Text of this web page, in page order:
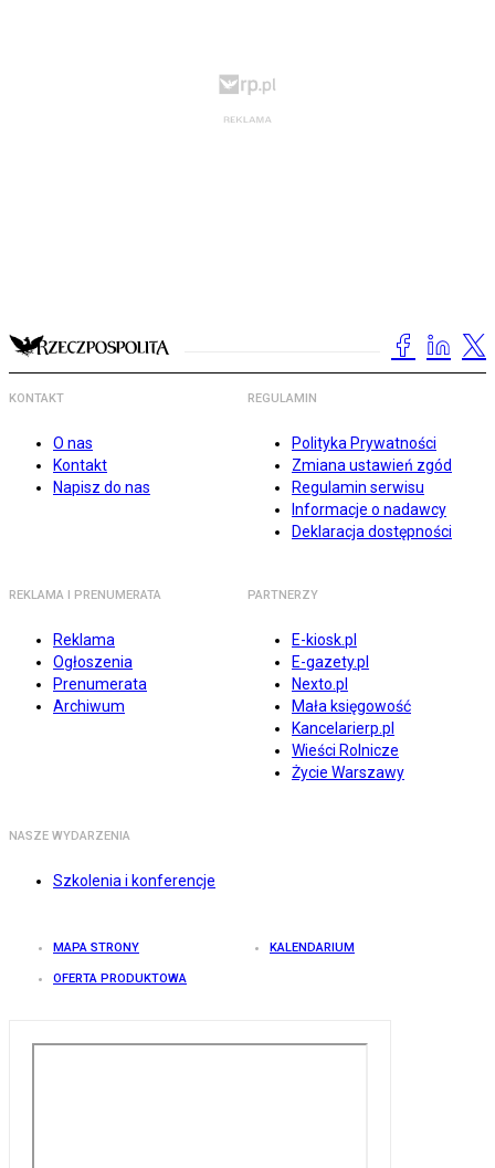
KONTAKT
O nas
Kontakt
Napisz do nas
REGULAMIN
Polityka Prywatności
Zmiana ustawień zgód
Regulamin serwisu
Informacje o nadawcy
Deklaracja dostępności
REKLAMA I PRENUMERATA
Reklama
Ogłoszenia
Prenumerata
Archiwum
PARTNERZY
E-kiosk.pl
E-gazety.pl
Nexto.pl
Mała księgowość
Kancelarierp.pl
Wieści Rolnicze
Życie Warszawy
NASZE WYDARZENIA
Szkolenia i konferencje
MAPA STRONY KALENDARIUM
OFERTA PRODUKTOWA